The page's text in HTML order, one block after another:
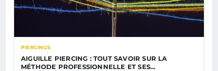
PIERCINGS
AIGUILLE PIERCING : TOUT SAVOIR SUR LA
MÉTHODE PROFESSIONNELLE ET SES…